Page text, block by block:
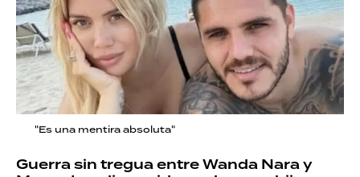
"Es una mentira absoluta"
Guerra sin tregua entre Wanda Nara y